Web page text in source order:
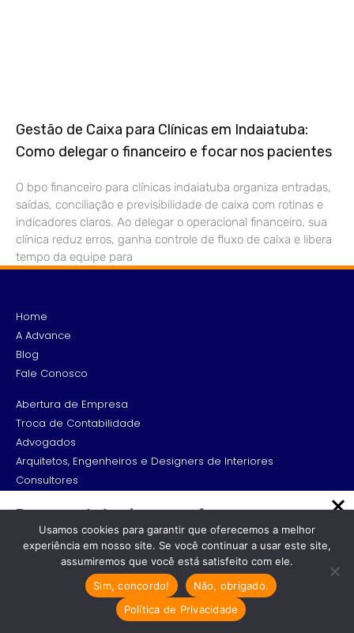
Gestão de Caixa para Clínicas em Indaiatuba:
Como delegar o financeiro e focar nos pacientes
O bpo financeiro para clínicas indaiatuba organiza entradas,
saídas, conciliação e previsibilidade de caixa com rotinas e
indicadores claros. Ao delegar o operacional financeiro, sua
clínica reduz erros, ganha controle de fluxo de caixa e libera
tempo da equipe para
Home
A Advance
Blog
Fale Conosco
Abertura de Empresa
Troca de Contabilidade
Advogados
Arquitetos, Engenheiros e Designers de Interiores
Consultores
Profissionais de TI
Comércio Varejista e Atacadista
Representantes e Empresas de Representação comercial
Empresa Credenciada de Vistoria (ECV) ou de
Emplacamento Veícular
Recomendado só para você
Escritório de Contabilidade em
Sorocaba: Guia Completo para
Dentistas
Escritório de contabilidade em
Sorocaba: Como escolher o melhor serviço…
Usamos cookies para garantir que oferecemos a melhor
experiência em nosso site. Se você continuar a usar este site,
assumiremos que você está satisfeito com ele.
Sim, concordo!
Não, obrigado.
Política de Privacidade